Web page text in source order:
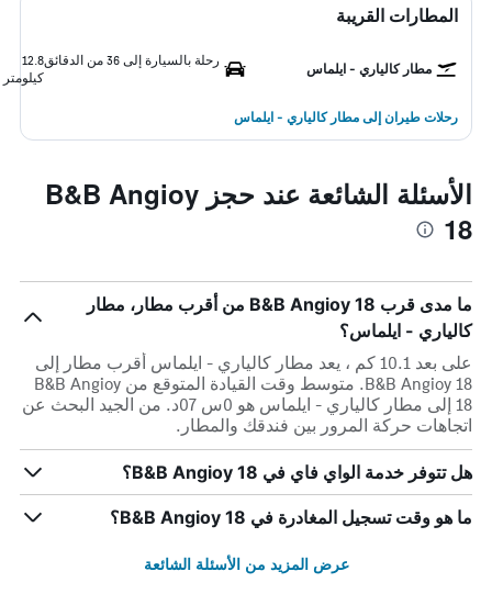
المطارات القريبة
مطار كالياري - ايلماس
رحلة بالسيارة إلى 36 من الدقائق
12.8
كيلومتر
رحلات طيران إلى مطار كالياري - ايلماس
الأسئلة الشائعة عند حجز B&B Angioy
18
ما مدى قرب B&B Angioy 18 من أقرب مطار، مطار
كالياري - ايلماس؟
على بعد 10.1 كم ، يعد مطار كالياري - ايلماس أقرب مطار إلى
B&B Angioy 18. متوسط وقت القيادة المتوقع من B&B Angioy
18 إلى مطار كالياري - ايلماس هو 0س 07د. من الجيد البحث عن
اتجاهات حركة المرور بين فندقك والمطار.
هل تتوفر خدمة الواي فاي في B&B Angioy 18؟
ما هو وقت تسجيل المغادرة في B&B Angioy 18؟
عرض المزيد من الأسئلة الشائعة